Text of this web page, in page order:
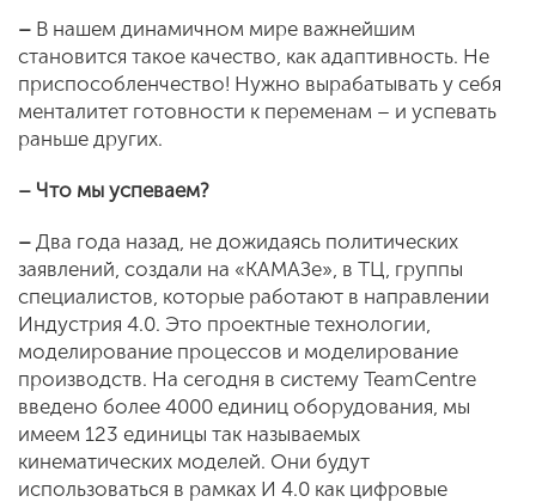
– В нашем динамичном мире важнейшим
становится такое качество, как адаптивность. Не
приспособленчество! Нужно вырабатывать у себя
менталитет готовности к переменам – и успевать
раньше других.
– Что мы успеваем?
– Два года назад, не дожидаясь политических
заявлений, создали на «КАМАЗе», в ТЦ, группы
специалистов, которые работают в направлении
Индустрия 4.0. Это проектные технологии,
моделирование процессов и моделирование
производств. На сегодня в систему TeamCentre
введено более 4000 единиц оборудования, мы
имеем 123 единицы так называемых
кинематических моделей. Они будут
использоваться в рамках И 4.0 как цифровые